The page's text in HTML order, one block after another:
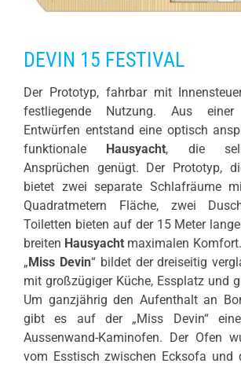
DEVIN 15 FESTIVAL
Der Prototyp, fahrbar mit
festliegende Nutzung. Aus
Entwürfen entstand eine optisch
funktionale
Hausyacht, die
Ansprüchen genügt. Der Prototyp,
bietet zwei separate Schlafräume
Quadratmetern Fläche, zwei
Toiletten bieten auf der 15 Meter
breiten Hausyacht maximalen
„ Miss Devin“ bildet der dreiseitig
mit großzügiger Küche, Essplatz und
Um ganzjährig den Aufenthalt an
gibt es auf der „Miss Devin“
Aussenwand-Kaminofen. Der Ofen
vom Esstisch zwischen Ecksofa und